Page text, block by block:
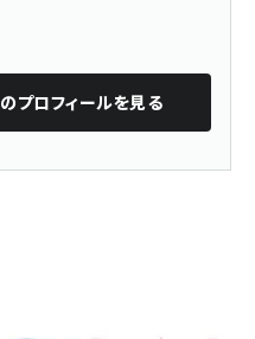
のプロフィールを見る